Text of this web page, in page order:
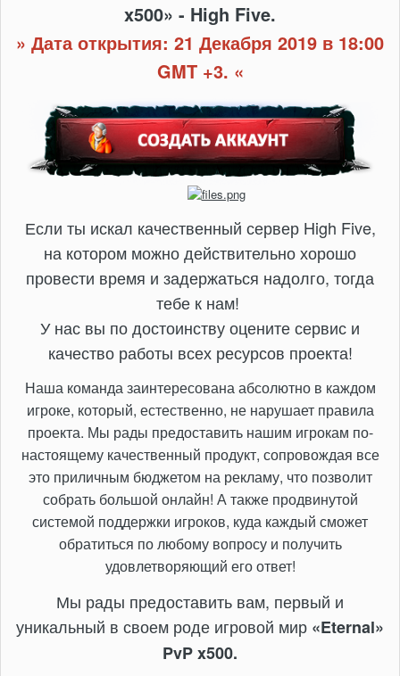
x500» - High Five.
» Дата открытия: 21 Декабря 2019 в 18:00
GMT +3. «
Если ты искал качественный сервер High Five,
на котором можно действительно хорошо
провести время и задержаться надолго, тогда
тебе к нам!
У нас вы по достоинству оцените сервис и
качество работы всех ресурсов проекта!
Наша команда заинтересована абсолютно в каждом
игроке, который, естественно, не нарушает правила
проекта. Мы рады предоставить нашим игрокам по-
настоящему качественный продукт, сопровождая все
это приличным бюджетом на рекламу, что позволит
собрать большой онлайн! А также продвинутой
системой поддержки игроков, куда каждый сможет
обратиться по любому вопросу и получить
удовлетворяющий его ответ!
Мы рады предоставить вам, первый и
уникальный в своем роде игровой мир «Eternal»
PvP x500.